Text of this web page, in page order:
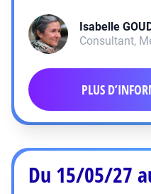
Isabelle
Consultant,
PLUS
Du 15/05/27